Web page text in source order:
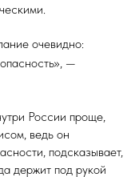
очевидно:
—
России проще,
ведь он
подсказывает,
держит под рукой